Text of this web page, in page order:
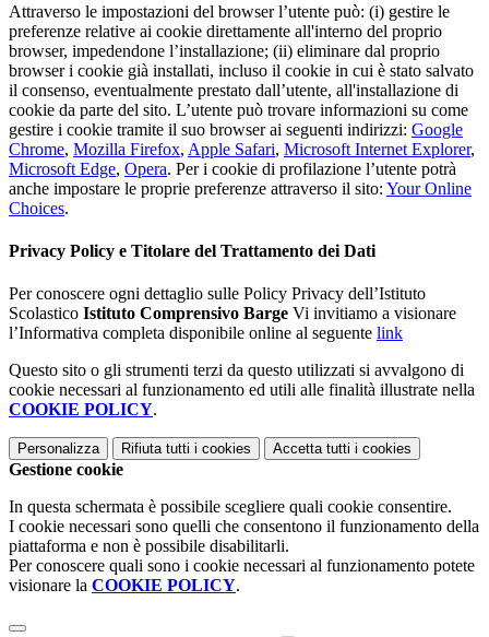
Attraverso le impostazioni del browser l’utente può: (i) gestire le
preferenze relative ai cookie direttamente all'interno del proprio
browser, impedendone l’installazione; (ii) eliminare dal proprio
browser i cookie già installati, incluso il cookie in cui è stato salvato
il consenso, eventualmente prestato dall’utente, all'installazione di
cookie da parte del sito. L’utente può trovare informazioni su come
gestire i cookie tramite il suo browser ai seguenti indirizzi: Google
Chrome, Mozilla Firefox, Apple Safari, Microsoft Internet Explorer,
Microsoft Edge, Opera. Per i cookie di profilazione l’utente potrà
anche impostare le proprie preferenze attraverso il sito: Your Online
Choices.
Privacy Policy e Titolare del Trattamento dei Dati
Per conoscere ogni dettaglio sulle Policy Privacy dell’Istituto
Scolastico Istituto Comprensivo Barge Vi invitiamo a visionare
l’Informativa completa disponibile online al seguente link
Questo sito o gli strumenti terzi da questo utilizzati si avvalgono di
cookie necessari al funzionamento ed utili alle finalità illustrate nella
COOKIE POLICY.
Personalizza Rifiuta tutti i cookies Accetta tutti i cookies
Gestione cookie
In questa schermata è possibile scegliere quali cookie consentire.
I cookie necessari sono quelli che consentono il funzionamento della
piattaforma e non è possibile disabilitarli.
Per conoscere quali sono i cookie necessari al funzionamento potete
visionare la COOKIE POLICY.